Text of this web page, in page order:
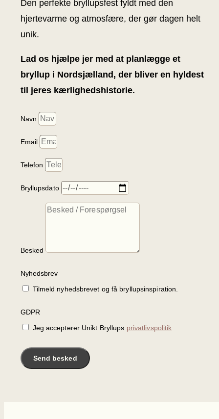
Den perfekte bryllupsfest fyldt med den
hjertevarme og atmosfære, der gør dagen helt
unik.
Lad os hjælpe jer med at planlægge et
bryllup i Nordsjælland, der bliver en hyldest
til jeres kærlighedshistorie.
Navn
Email
Telefon
Bryllupsdato
Besked
Nyhedsbrev
Tilmeld nyhedsbrevet og få bryllupsinspiration.
GDPR
Jeg accepterer Unikt Bryllups privatlivspolitik
Send besked